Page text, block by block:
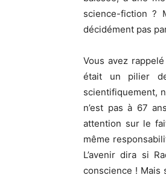
science-fiction ?
décidément pas
Vous avez
était un pilier
scientifiquement,
n’est pas à 67
attention sur le
même
L’avenir dira si
conscience ! Mais